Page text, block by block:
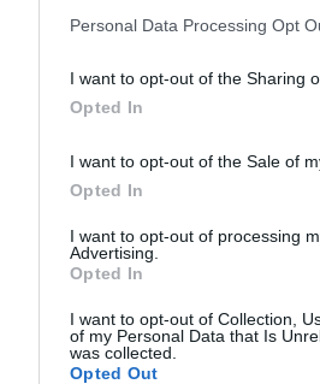
Personal Data Processing Opt
I want to opt-out of the Sharing
Opted In
I want to opt-out of the Sale of
Opted In
I want to opt-out of processing
Advertising.
Opted In
I want to opt-out of Collection,
of my Personal Data that Is
was collected.
Opted Out